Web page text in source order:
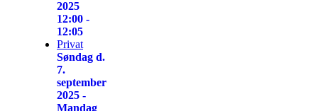
2025
12:00 -
12:05
Privat
Søndag d.
7.
september
2025 -
Mandag